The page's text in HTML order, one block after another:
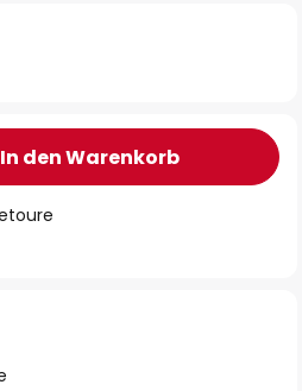
In den Warenkorb